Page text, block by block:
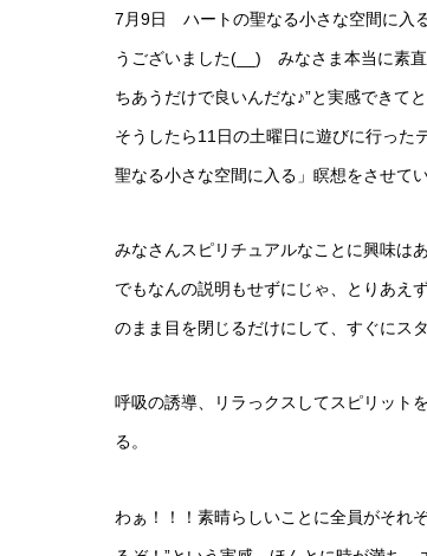
7月9日 ハートの聖なる小さな空間に入
うございました(__) みなさま本当に素
ちあうだけで良いんだな♪”と実感できて
そうしたら11日の土曜日に遊びに行った
聖なる小さな空間に入る」瞑想をさせて
みなさんスピリチュアルなことに興味は
でもなんの説明もせずにじゃ、とりあえ
のまま目を閉じるだけにして、すぐにスタ
呼吸の誘導、リラっクスしてスピリット
る。
わぁ！！！素晴らしいことに全員がそれ